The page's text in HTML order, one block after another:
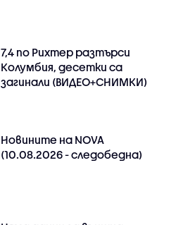
7,4 по Рихтер разтърси
Колумбия, десетки са
загинали (ВИДЕО+СНИМКИ)
Новините на NOVA
(10.08.2026 - следобедна)